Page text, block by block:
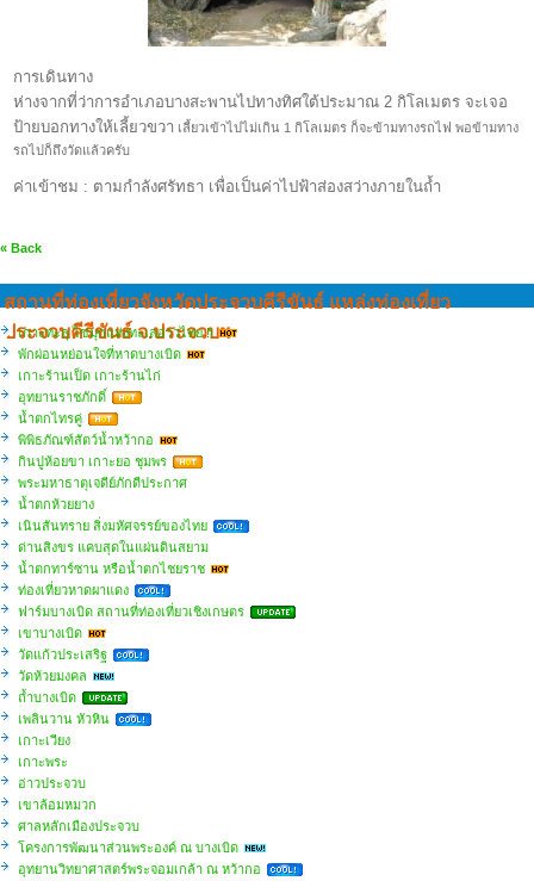
การเดินทาง
ห่างจากที่ว่าการอำเภอบางสะพานไปทางทิศใต้ประมาณ 2 กิโลเมตร จะเจอ
ป้ายบอกทางให้เลี้ยวขวา เลี้ยวเข้าไปไม่เกิน 1 กิโลเมตร ก็จะข้ามทางรถไฟ พอข้ามทาง
รถไปก็ถึงวัดแล้วครับ
ค่าเข้าชม : ตามกำลังศรัทธา เพื่อเป็นค่าไปฟ้าส่องสว่างภายในถ้ำ
« Back
สถานที่ท่องเที่ยวจังหวัดประจวบคีรีขันธ์ แหล่งท่องเที่ยว
ประจวบคีรีขันธ์ จ.ประจวบฯ
เกาะทะลุ ไข่มุกแห่งทะเลอ่าวไทย !!
พักผ่อนหย่อนใจที่หาดบางเบิด
เกาะร้านเป็ด เกาะร้านไก่
อุทยานราชภักดิ์
น้ำตกไทรคู่
พิพิธภัณฑ์สัตว์น้ำหว้ากอ
กินปูห้อยขา เกาะยอ ชุมพร
พระมหาธาตุเจดีย์ภักดีประกาศ
น้ำตกห้วยยาง
เนินสันทราย สิ่งมหัศจรรย์ของไทย
ด่านสิงขร แคบสุดในแผ่นดินสยาม
น้ำตกทาร์ซาน หรือน้ำตกไชยราช
ท่องเที่ยวหาดผาแดง
ฟาร์มบางเบิด สถานที่ท่องเที่ยวเชิงเกษตร
เขาบางเบิด
วัดแก้วประเสริฐ
วัดห้วยมงคล
ถ้ำบางเบิด
เพลินวาน หัวหิน
เกาะเวียง
เกาะพระ
อ่าวประจวบ
เขาล้อมหมวก
ศาลหลักเมืองประจวบ
โครงการพัฒนาส่วนพระองค์ ณ บางเบิด
อุทยานวิทยาศาสตร์พระจอมเกล้า ณ หว้ากอ